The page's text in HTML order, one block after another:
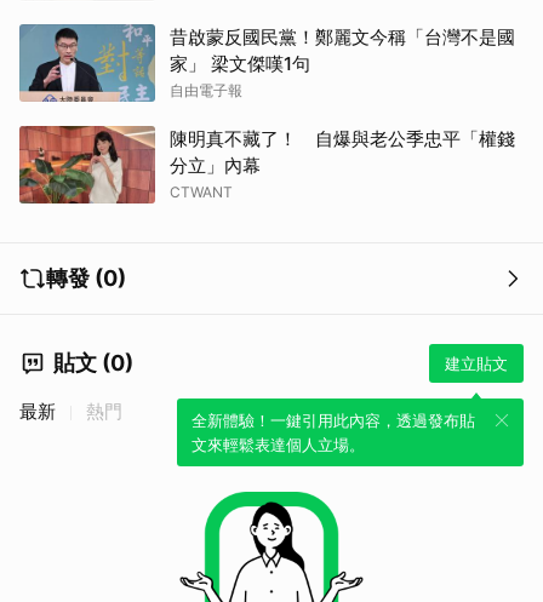
昔啟蒙反國民黨！鄭麗文今稱「台灣不是國
家」 梁文傑嘆1句
自由電子報
陳明真不藏了！ 自爆與老公季忠平「權錢
分立」內幕
CTWANT
轉發 (0)
貼文 (0) 建立貼文
全新體驗！一鍵引用此內容，透過發布貼
文來輕鬆表達個人立場。
最新 熱門